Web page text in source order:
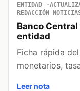
ENTIDAD
REDACCIÓN
Banco
entidad
Ficha rápida
monetarios,
Leer nota